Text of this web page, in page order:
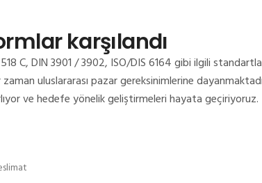
karşılandı
518 C, DIN 3901 / 3902, ISO/DIS 6164 gibi ilgili
uluslararası pazar gereksinimlerine
ve hedefe yönelik geliştirmeleri hayata geçiriyoruz.